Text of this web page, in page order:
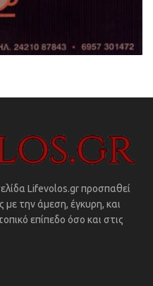
Lifevolos.gr προσπαθεί
με την άμεση, έγκυρη, και
επίπεδο όσο και στις